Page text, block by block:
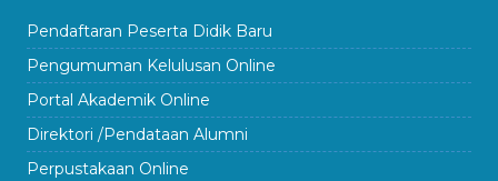
Pendaftaran Peserta Didik Baru
Pengumuman Kelulusan Online
Portal Akademik Online
Direktori /Pendataan Alumni
Perpustakaan Online